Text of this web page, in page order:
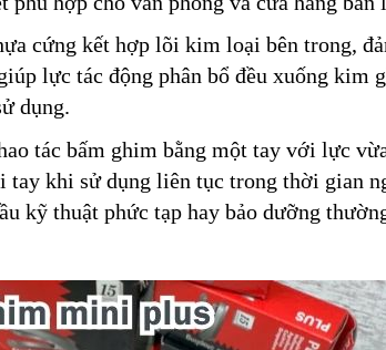
cứng kết hợp lõi kim loại bên trong,
lực tác động phân bổ đều xuống kim
dụng.
tác bấm ghim bằng một tay với lực
tay khi sử dụng liên tục trong thời gian
kỹ thuật phức tạp hay bảo dưỡng